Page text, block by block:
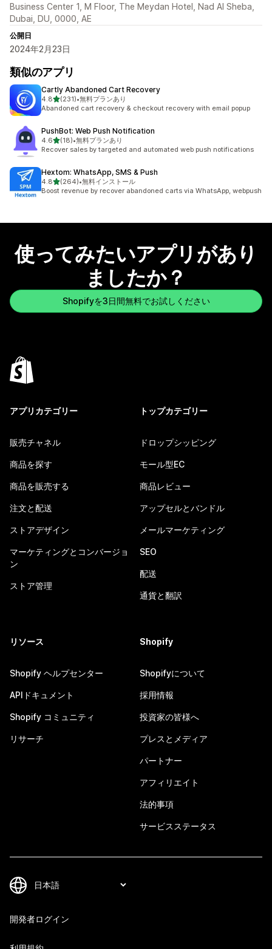
Business Center 1, M Floor, The Meydan Hotel, Nad Al Sheba,
Dubai, DU, 0000, AE
公開日
2024年2月23日
類似のアプリ
Cartly Abandoned Cart Recovery
4.85つ星中
(231)
合計レビュー数：231件
•無料プランあり
Abandoned cart recovery & checkout recovery with email popup
PushBot: Web Push Notification
4.65つ星中
(18)
合計レビュー数：18件
•無料プランあり
Recover sales by targeted and automated web push notifications
Hextom: WhatsApp, SMS & Push
4.85つ星中
(264)
合計レビュー数：264件
•無料インストール
Boost revenue by recover abandoned carts via WhatsApp, webpush
使ってみたいアプリがあり
ましたか？
Shopifyを3日間無料でお試しください
アプリカテゴリー
販売チャネル
商品を探す
商品を販売する
注文と配送
ストアデザイン
マーケティングとコンバージョ
ン
ストア管理
トップカテゴリー
ドロップシッピング
モール型EC
商品レビュー
アップセルとバンドル
メールマーケティング
SEO
配送
通貨と翻訳
リソース
Shopify ヘルプセンター
APIドキュメント
Shopify コミュニティ
リサーチ
Shopify
Shopifyについて
採用情報
投資家の皆様へ
プレスとメディア
パートナー
アフィリエイト
法的事項
サービスステータス
開発者ログイン